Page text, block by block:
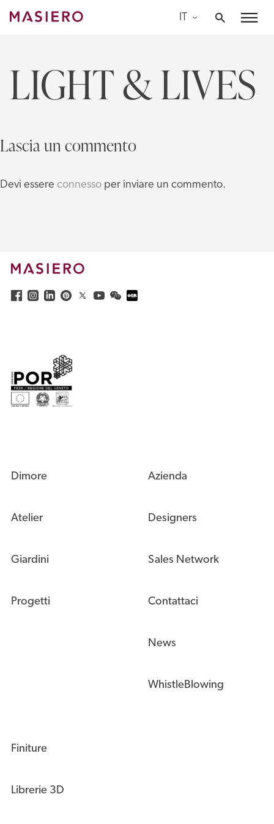
Skip
IT
LIGHT & LIVES
Lascia un commento
Devi essere connesso per inviare un commento.
Dimore
Atelier
Giardini
Progetti
Azienda
Designers
Sales Network
Contattaci
News
WhistleBlowing
Finiture
Librerie 3D